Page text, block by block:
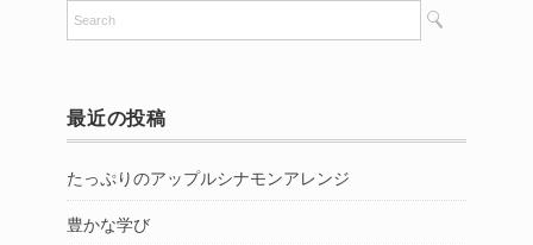
最近の投稿
たっぷりのアップルシナモンアレンジ
豊かな学び